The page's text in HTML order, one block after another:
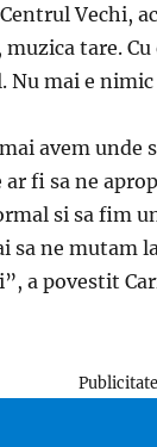
Vechi,
tare.
Nu mai e
avem unde
fi sa ne
si sa fim
sa ne mutam
a povestit
Publicitate